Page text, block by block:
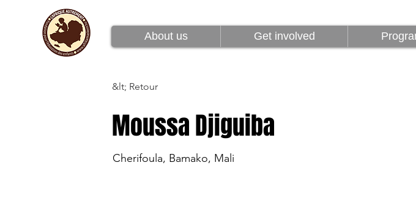
À propos de nous Être impliqué
About us Get involved
&lt; Retour
Moussa Djiguiba
Cherifoula, Bamako, Mali